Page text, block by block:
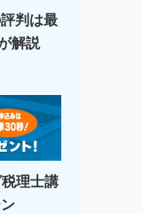
判は最
解説
理士講